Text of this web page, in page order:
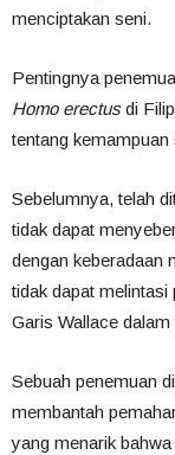
menciptakan seni.
Pentingnya
Homo erectusdi
tentang kemampuan
Sebelumnya, telah
tidak dapat
dengan keberadaan
tidak dapat melintasi
Garis Wallace
Sebuah penemuan di
membantah
yang menarik bahwa